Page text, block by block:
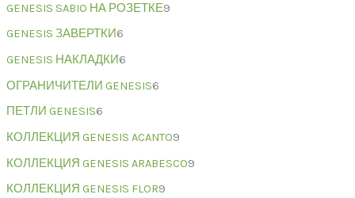
GENESIS SABIO НА РОЗЕТКЕ9
GENESIS ЗАВЕРТКИ6
GENESIS НАКЛАДКИ6
ОГРАНИЧИТЕЛИ GENESIS6
ПЕТЛИ GENESIS6
КОЛЛЕКЦИЯ GENESIS ACANTO9
КОЛЛЕКЦИЯ GENESIS ARABESCO9
КОЛЛЕКЦИЯ GENESIS FLOR9